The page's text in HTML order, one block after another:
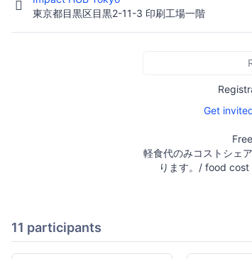
東京都目黒区目黒2-11-3 印刷工場一階
Get
軽食代のみコストシェ
ります。/ food
11 participants